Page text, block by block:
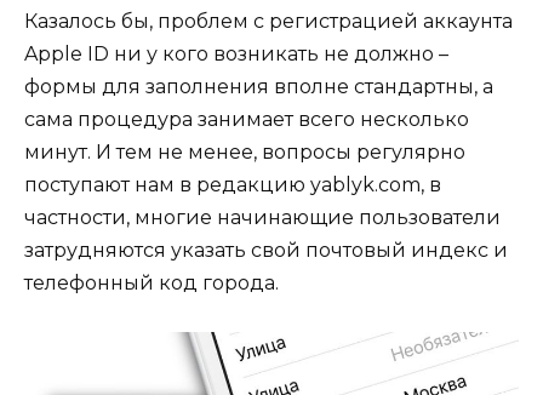
Казалось бы, проблем с регистрацией аккаунта
Apple ID ни у кого возникать не должно –
формы для заполнения вполне стандартны, а
сама процедура занимает всего несколько
минут. И тем не менее, вопросы регулярно
поступают нам в редакцию yablyk.com, в
частности, многие начинающие пользователи
затрудняются указать свой почтовый индекс и
телефонный код города.